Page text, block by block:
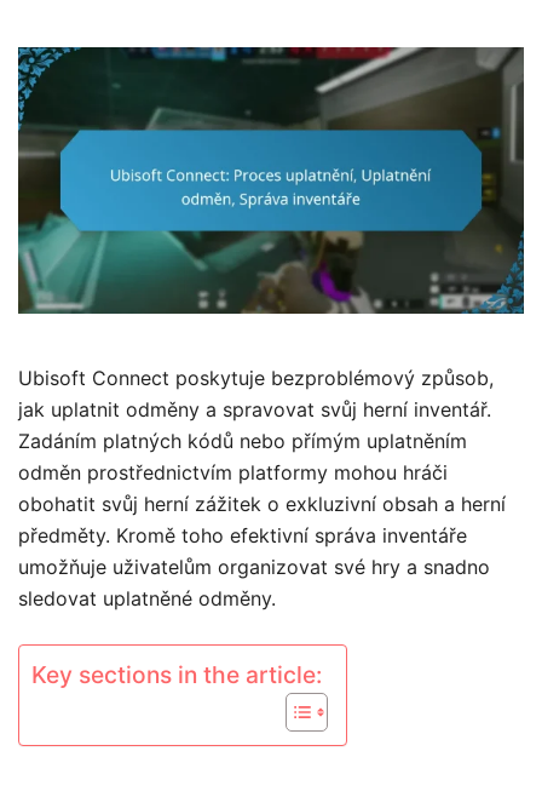
Ubisoft Connect poskytuje bezproblémový způsob,
jak uplatnit odměny a spravovat svůj herní inventář.
Zadáním platných kódů nebo přímým uplatněním
odměn prostřednictvím platformy mohou hráči
obohatit svůj herní zážitek o exkluzivní obsah a herní
předměty. Kromě toho efektivní správa inventáře
umožňuje uživatelům organizovat své hry a snadno
sledovat uplatněné odměny.
Key sections in the article: